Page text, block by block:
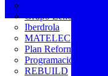
Grupo Lenor
Iberdrola
MATELEC
Plan Reforma
Programación Integral
REBUILD